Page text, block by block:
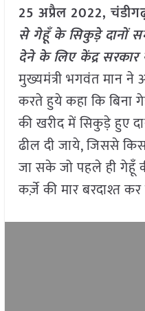
25 अप्रैल 2022,
से गेहूँ के सिकुड़े दानों
देने के लिए केंद्र
मुख्यमंत्री भगवंत मान
करते हुये कहा कि बिना
की खरीद में सिकुड़े हुए
ढील दी जाये, जिससे
जा सके जो पहले ही गेहूँ
कर्ज़े की मार बरदाश्त कर